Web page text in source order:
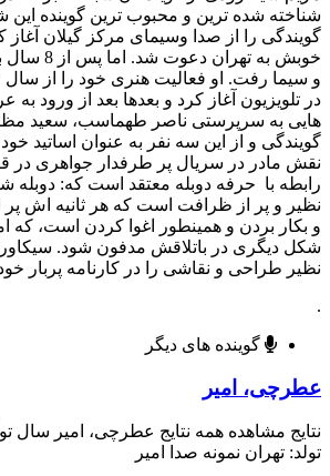
شده ترين و محبوب ترین گوينده اين شبکه
را از صدا وسيمای مرکز گيلان آغاز کرد
خوبش به تهران دعوت شد.
آغاز کرد و بعدها بعد از ورود به عرصه
به سرپرستی ناصر طهماسب، سعید مظفری
و از این سه نفر به عنوان اساتید خود کرد.
مادر در سریال پر طرفدار جواهری در قصر
با حرفه دوبله معتقد است که: دوبله شغل
و پر از ظرافت است که هر ثانیه اش پر از
بردن و همینطور اغوا کردن است، که
دیگری در باتلاقش مدفون شود. سیکاوردی
طراحی و نقاشی را در کارنامه پربار خود
گوینده های دیگر
امیر
تهران نمونه صدا امیر